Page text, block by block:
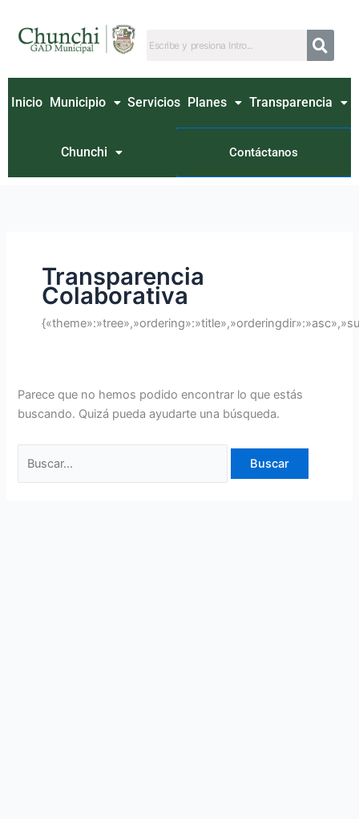
contenido
Inicio Municipio Servicios Planes Transparencia
Chunchi Contáctanos
Transparencia
Colaborativa
Parece que no hemos podido encontrar lo que estás
buscando. Quizá pueda ayudarte una búsqueda.
por: